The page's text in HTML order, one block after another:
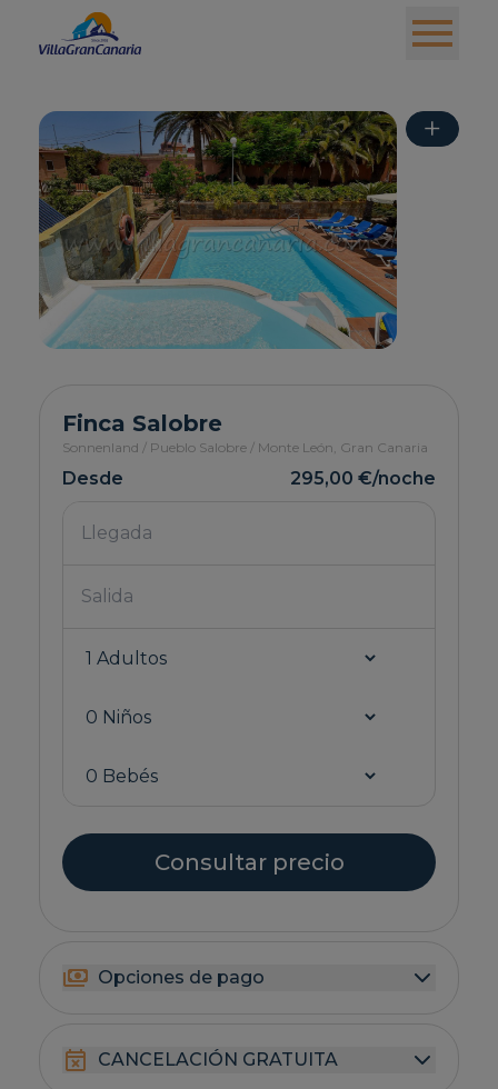
+
Finca Salobre
Sonnenland / Pueblo Salobre / Monte León, Gran Canaria
Desde 295,00 €/noche
Consultar precio
Opciones de pago
CANCELACIÓN GRATUITA